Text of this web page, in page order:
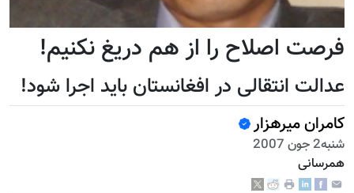
فرصت اصلاح را از هم دريغ نکنيم!
عدالت انتقالی در افغانستان بايد اجرا شود!
کامران میرهزار
شنبه2 جون 2007
همرسانی